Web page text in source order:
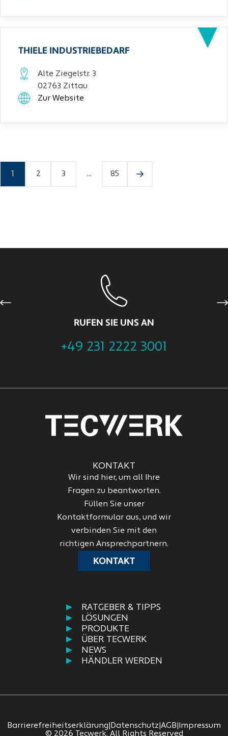
THIELE INDUSTRIEBEDARF
Alte Ziegelstr. 3
02763 Zittau
Zur Website
2 3 ... 85
RUFEN SIE UNS AN
+49 231 2222 3001
Previous
RATGEBER & TIPPS
LÖSUNGEN
PRODUKTE
ÜBER TECWERK
NEWS
HÄNDLER WERDEN
KONTAKT
Wir sind hier, um all Ihre
Fragen zu beantworten.
Füllen Sie unser
Kontaktformular aus, und wir
verbinden Sie mit den
richtigen Ansprechpartnern.
KONTAKT
Barrierefreiheitserklärung Datenschutz AGB
Impressum
© 2026 Tecwerk. All Rights Reserved